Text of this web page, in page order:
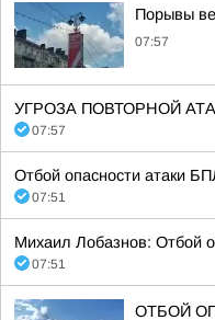
Порывы
07:57
УГРОЗА ПОВТОРНОЙ
07:57
Отбой опасности атаки
07:51
Михаил Лобазнов: Отбой
07:51
ОТБОЙ